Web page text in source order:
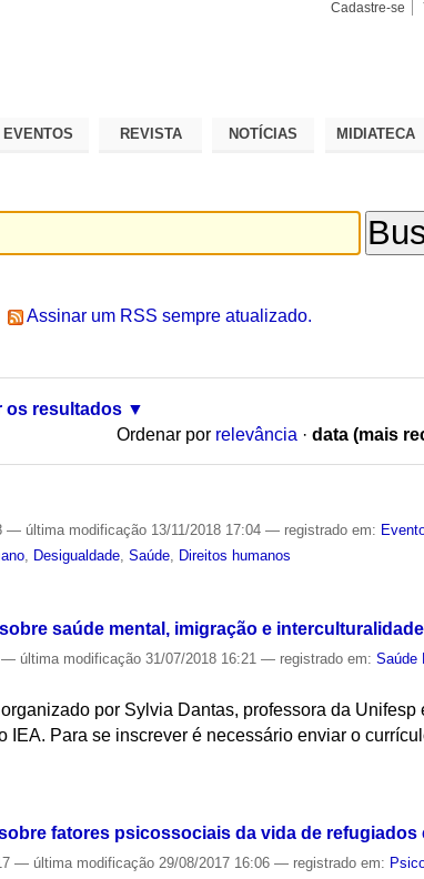
Cadastre-se
EVENTOS REVISTA NOTÍCIAS MIDIATECA
Assinar um RSS sempre atualizado.
os resultados
Ordenar por relevância · data (mais
— última modificação 13/11/2018 17:04— registrado em:
Desigualdade ,Saúde Direitos humanos
saúde mental, imigração e interculturalidade
— última modificação 31/07/2018 16:21— registrado em:Saúde
por Sylvia Dantas, professora da
IEA. Para se inscrever é necessário enviar o
fatores psicossociais da vida de refugiados
— última modificação 29/08/2017 16:06— registrado em: